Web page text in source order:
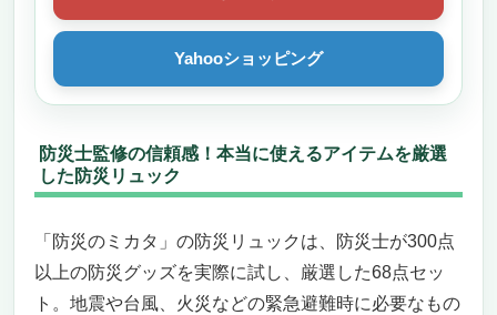
Yahooショッピング
防災士監修の信頼感！本当に使えるアイテムを厳選
した防災リュック
「防災のミカタ」の防災リュックは、防災士が300点
以上の防災グッズを実際に試し、厳選した68点セッ
ト。地震や台風、火災などの緊急避難時に必要なもの